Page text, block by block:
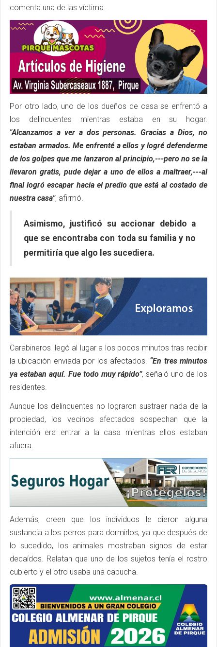
comenta una de las víctima.
Por otro lado, uno de los dueños de casa se enfrentó a
los delincuentes mientras estaba en su hogar.
"Alcanzamos a ver a dos personas. Gracias a Dios, no
estaban armados. Me enfrenté a ellos y logré defenderme
de los golpes que me lanzaron al principio,---pero no se la
llevaron gratis, pude dejar a uno de ellos a maltraer,---al
final logró escapar hacia el predio que está al costado de
nuestra casa", afirmó.
Asimismo, justificó su accionar debido a
que se encontraba con toda su familia y no
permitiría que algo les sucediera.
Carabineros llegó al lugar a los pocos minutos tras recibir
la ubicación enviada por los afectados. “En tres minutos
ya estaban aquí. Fue todo muy rápido”, señaló uno de los
residentes.
Aunque los delincuentes no lograron sustraer nada de la
propiedad, los vecinos afectados sospechan que la
intención era entrar a la casa mientras ellos estaban
afuera.
Además, creen que los individuos le dieron alguna
sustancia a los perros para dormirlos, ya que después de
lo sucedido, los animales mostraban signos de estar
decaídos. Relatan que uno de los sujetos tenía el rostro
cubierto y el otro usaba una capucha.